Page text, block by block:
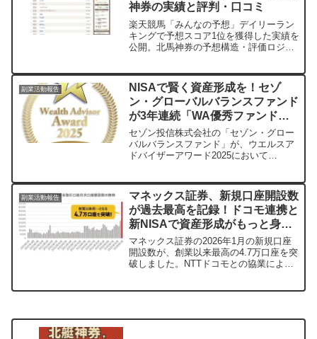
神券の実績と評判・口コミ
楽天競馬「みんなの予想」デイリーラン
キングで予想スコア1位を獲得した実績を
公開。北馬神券の予想構造・評価ロジッ
副業活動報告
NISAで賢く資産形成を！セゾ
ン・グローバルバランスファンド
が3年連続「WA優秀ファンド
賞」を受賞
セゾン投信株式会社の「セゾン・グロー
バルバランスファンド」が、ウエルスア
ドバイザーアワード2025において
ンドは、世界各国の株式と債券に分散投
資し、NISAの成長投資枠とつみたて投資
枠の両方で利用できるため、長期的な資
産形成を目指す方におすすめです。
副業活動報告
マネックス証券、新規口座開設数
が過去最高を記録！ドコモ連携と
新NISAで資産形成がもっと身近
に
マネックス証券の2026年1月の新規口座
開設数が、創業以来最高の4.7万口座を突
破しました。NTTドコモとの協業による